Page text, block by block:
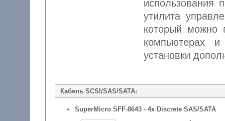
использования
утилита
который можно
компьютерах
установки
Кабель SCSI/SAS/SATA:
SuperMicro SFF-8643 - 4x Discrete SAS/SATA